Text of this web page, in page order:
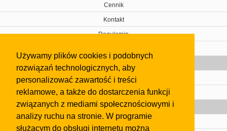
Używamy plików cookies i podobnych
rozwiązań technologicznych, aby
personalizować zawartość i treści
reklamowe, a także do dostarczenia funkcji
związanych z mediami społecznościowymi i
analizy ruchu na stronie. W programie
służącym do obsługi internetu można
Cennik
Kontakt
Regulamin
Gazeta
Olkusz
Kontakt
Strefa dla biznesu
Biura nieruchomości